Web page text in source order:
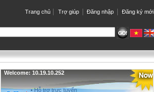
Trang chủ Trợ giúp Đăng nhập Đăng ký mới
Welcome: 10.19.10.252
• Hỗ trợ trực tuyến